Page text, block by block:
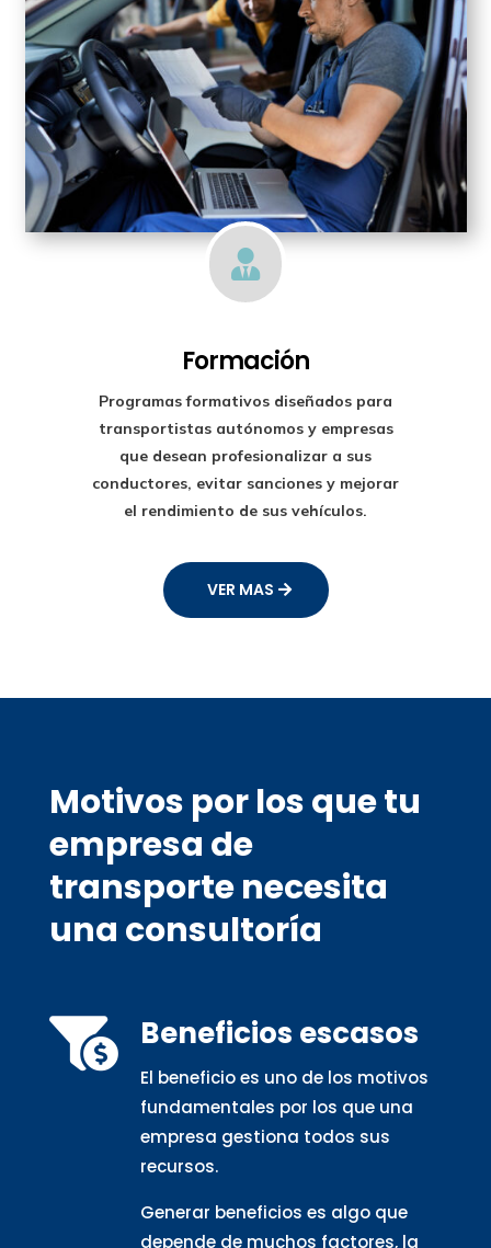

Formación
Programas formativos diseñados para
transportistas autónomos y empresas
que desean profesionalizar a sus
conductores, evitar sanciones y mejorar
el rendimiento de sus vehículos.
VER MAS
Motivos por los que tu
empresa de
transporte necesita
una consultoría
 Beneficios escasos
El beneficio es uno de los motivos
fundamentales por los que una
empresa gestiona todos sus
recursos.
Generar beneficios es algo que
depende de muchos factores, la